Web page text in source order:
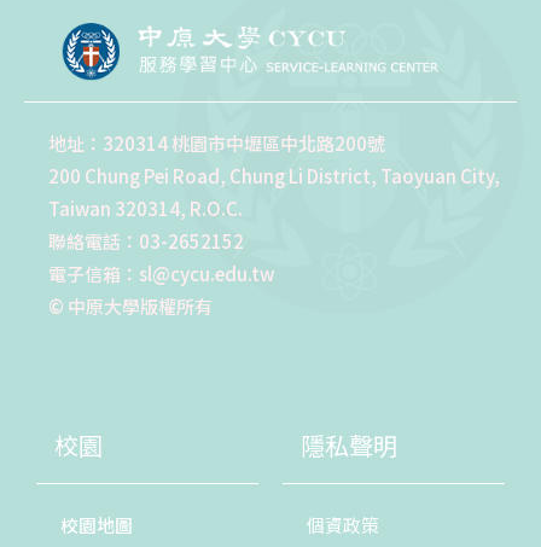
地址：320314 桃園市中壢區中北路200號
200 Chung Pei Road, Chung Li District, Taoyuan City,
Taiwan 320314, R.O.C.
聯絡電話：03-2652152
電子信箱：sl@cycu.edu.tw
© 中原大學版權所有
校園
校園地圖
隱私聲明
個資政策